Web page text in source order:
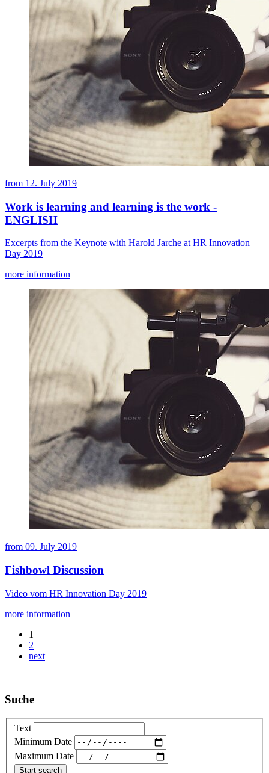
from 12. July 2019
Work is learning and learning is the work -
ENGLISH
Excerpts from the Keynote with Harold Jarche at HR Innovation
Day 2019
more information
from 09. July 2019
Fishbowl Discussion
Video vom HR Innovation Day 2019
more information
1
2
next
Suche
Text
Minimum Date
Maximum Date